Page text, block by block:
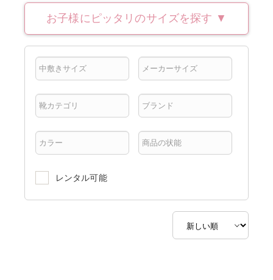
お子様にピッタリのサイズを探す ▼
レンタル可能